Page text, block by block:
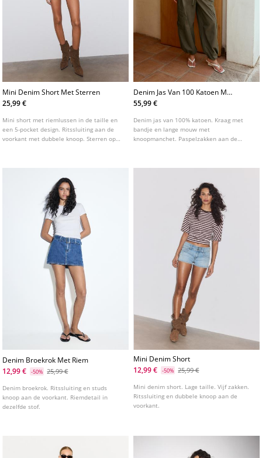
Mini Denim Short Met Sterren
25,99 €
Mini short met riemlussen in de taille en
een 5-pocket design. Ritssluiting aan de
voorkant met dubbele knoop. Sterren op
Denim Jas Van 100 Katoen Met
Knopen
55,99 €
Denim jas van 100% katoen. Kraag met
bandje en lange mouw met
knoopmanchet. Paspelzakken aan de
Voorzien van schouderkleppen.
Denim Broekrok Met Riem
12,99 €
-50% 25,99 €
Denim broekrok. Ritssluiting en studs
knoop aan de voorkant. Riemdetail in
dezelfde stof.
Mini Denim Short
12,99 €
-50% 25,99 €
Mini denim short. Lage taille. Vijf zakken.
Ritssluiting en dubbele knoop aan de
voorkant.